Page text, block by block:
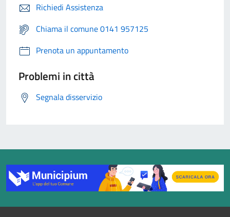
Richiedi Assistenza
Chiama il comune 0141 957125
Prenota un appuntamento
Problemi in città
Segnala disservizio